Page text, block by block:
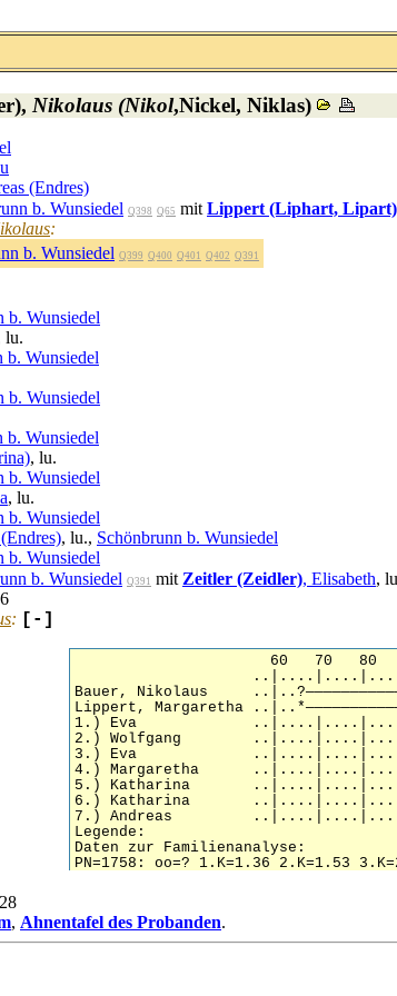
, Nikolaus (Nikol,Nickel, Niklas)
(Endres)
b. Wunsiedel Q398 Q65 mitLippert (Liphart, Lipart)
:
b. Wunsiedel Q399 Q400 Q401 Q402 Q391
b. Wunsiedel
lu.
b. Wunsiedel
b. Wunsiedel
b. Wunsiedel
, lu.
b. Wunsiedel
, lu.
b. Wunsiedel
, lu., Schönbrunn b. Wunsiedel
b. Wunsiedel
b. Wunsiedel Q391 mitZeitler (Zeidler), Elisabeth,
: [-]
, Ahnentafel des Probanden.